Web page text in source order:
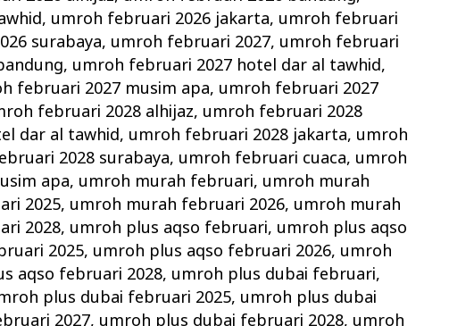
, umroh februari 2026 jakarta, umroh februari
surabaya, umroh februari 2027, umroh februari
, umroh februari 2027 hotel dar al tawhid,
februari 2027 musim apa, umroh februari 2027
februari 2028 alhijaz, umroh februari 2028
dar al tawhid, umroh februari 2028 jakarta, umroh
2028 surabaya, umroh februari cuaca, umroh
apa, umroh murah februari, umroh murah
2025, umroh murah februari 2026, umroh murah
2028, umroh plus aqso februari, umroh plus aqso
2025, umroh plus aqso februari 2026, umroh
aqso februari 2028, umroh plus dubai februari,
plus dubai februari 2025, umroh plus dubai